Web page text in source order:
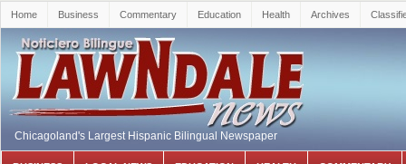
Home Business Commentary Education Health Archives
Chicagoland's Largest Hispanic Bilingual Newspaper